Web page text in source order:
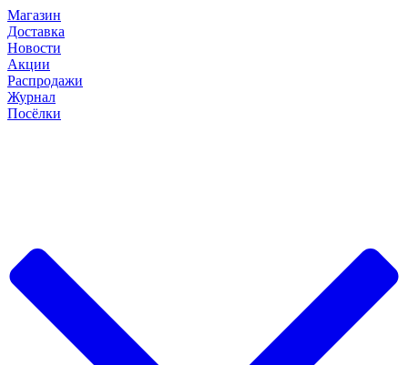
Магазин
Доставка
Новости
Акции
Распродажи
Журнал
Посёлки